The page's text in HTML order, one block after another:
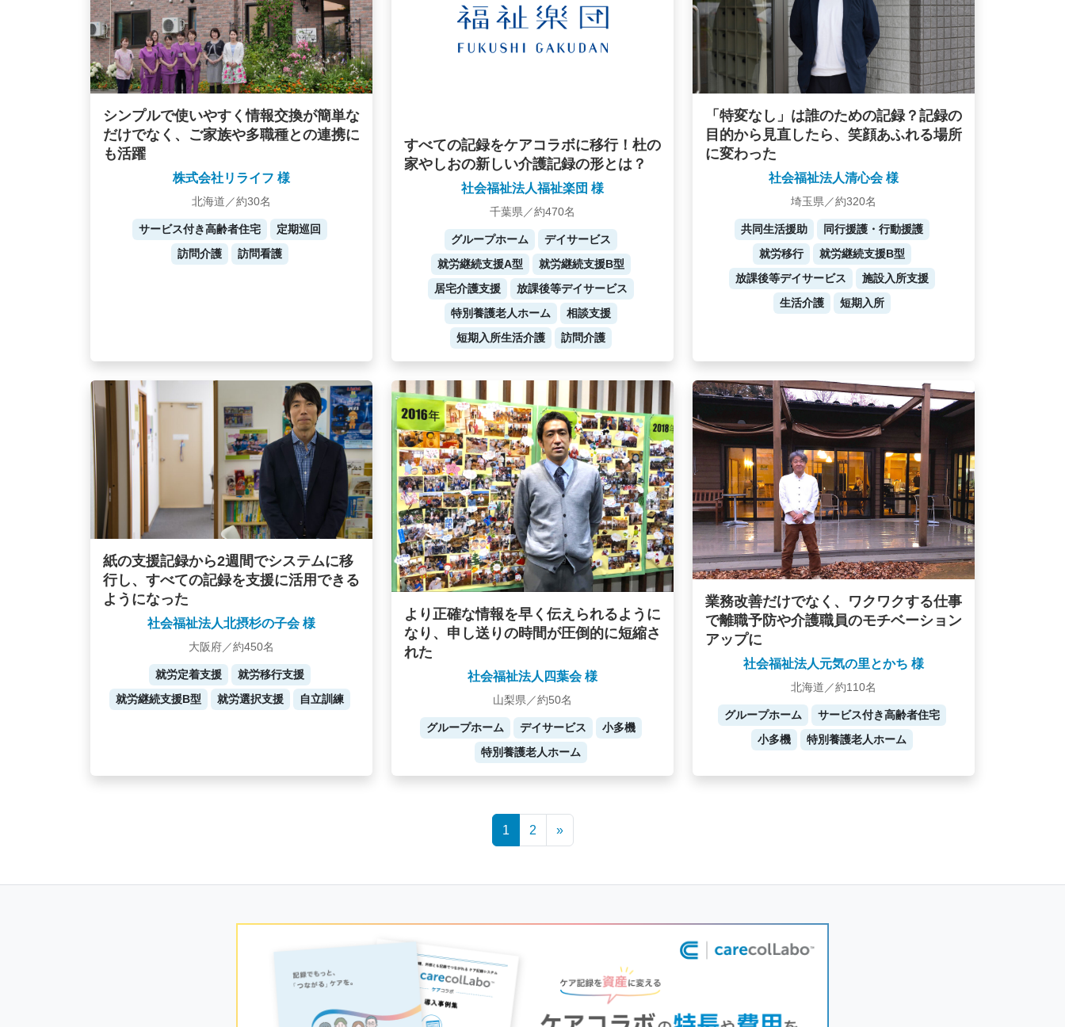
シンプルで使いやすく情報交換が簡単な
だけでなく、ご家族や多職種との連携に
も活躍
株式会社リライフ 様
北海道／約30名
サービス付き高齢者住宅
定期巡回
訪問介護
訪問看護
すべての記録をケアコラボに移行！杜の
家やしおの新しい介護記録の形とは？
社会福祉法人福祉楽団 様
千葉県／約470名
グループホーム
デイサービス
就労継続支援A型
就労継続支援B型
居宅介護支援
放課後等デイサービス
特別養護老人ホーム
相談支援
短期入所生活介護
訪問介護
「特変なし」は誰のための記録？記録の
目的から見直したら、笑顔あふれる場所
に変わった
社会福祉法人清心会 様
埼玉県／約320名
共同生活援助
同行援護・行動援護
就労移行
就労継続支援B型
放課後等デイサービス
施設入所支援
生活介護
短期入所
紙の支援記録から2週間でシステムに移
行し、すべての記録を支援に活用できる
ようになった
社会福祉法人北摂杉の子会 様
大阪府／約450名
就労定着支援
就労移行支援
就労継続支援B型
就労選択支援 自立訓練
より正確な情報を早く伝えられるように
なり、申し送りの時間が圧倒的に短縮さ
れた
社会福祉法人四葉会 様
山梨県／約50名
グループホーム デイサービス
小多機
特別養護老人ホーム
業務改善だけでなく、ワクワクする仕事
で離職予防や介護職員のモチベーション
アップに
社会福祉法人元気の里とかち 様
北海道／約110名
グループホーム
サービス付き高齢者住宅
小多機
特別養護老人ホーム
1 2 »